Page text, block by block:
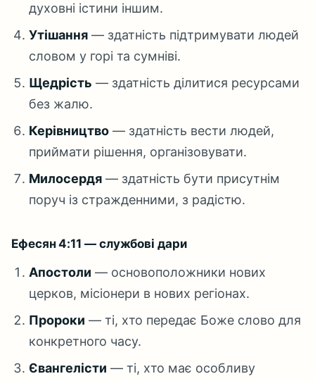
духовні істини іншим.
Утішання — здатність підтримувати людей
словом у горі та сумніві.
Щедрість — здатність ділитися ресурсами
без жалю.
Керівництво — здатність вести людей,
приймати рішення, організовувати.
Милосердя — здатність бути присутнім
поруч із стражденними, з радістю.
Ефесян 4:11 — службові дари
Апостоли — основоположники нових
церков, місіонери в нових регіонах.
Пророки — ті, хто передає Боже слово для
конкретного часу.
Євангелісти — ті, хто має особливу